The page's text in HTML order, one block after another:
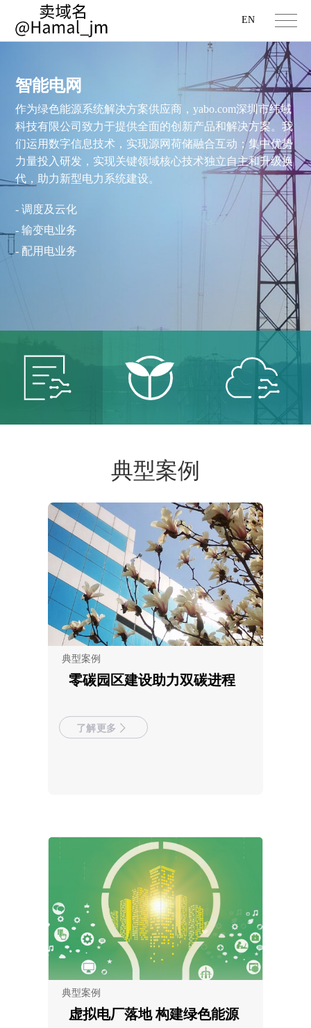
EN
智能电网
作为绿色能源系统解决方案供应商，yabo.com深圳市纬域
科技有限公司致力于提供全面的创新产品和解决方案。我
们运用数字信息技术，实现源网荷储融合互动；集中优势
力量投入研发，实现关键领域核心技术独立自主和升级换
代，助力新型电力系统建设。
- 调度及云化
- 输变电业务
- 配用电业务
服务智
能电网
共创低
碳未来
智慧
保卫青
山绿水
共建美
丽中国
建设智
慧城市
共享智
能生活
典型案例
典型案例
零碳园区建设助力双碳进程
了解更多
典型案例
虚拟电厂落地 构建绿色能源